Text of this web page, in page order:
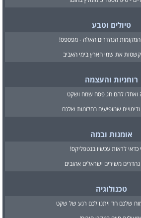
טיולים וטבע
רוחניות והעצמה
ואחלו להם חג פסח שמח ושקט
אומנות ובמה
טכנולוגיה